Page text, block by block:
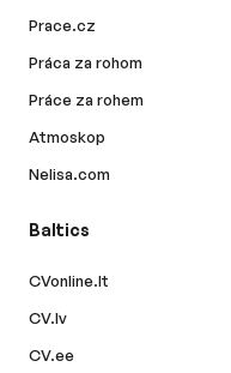
Prace.cz
Práca za rohom
Práce za rohem
Atmoskop
Nelisa.com
Baltics
CVonline.lt
CV.lv
CV.ee